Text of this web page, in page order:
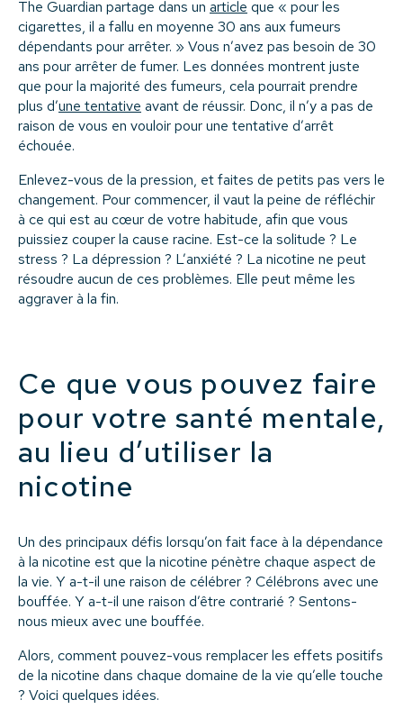
The Guardian partage dans un article que « pour les
cigarettes, il a fallu en moyenne 30 ans aux fumeurs
dépendants pour arrêter. » Vous n’avez pas besoin de 30
ans pour arrêter de fumer. Les données montrent juste
que pour la majorité des fumeurs, cela pourrait prendre
plus d’une tentative avant de réussir. Donc, il n’y a pas de
raison de vous en vouloir pour une tentative d’arrêt
échouée.
Enlevez-vous de la pression, et faites de petits pas vers le
changement. Pour commencer, il vaut la peine de réfléchir
à ce qui est au cœur de votre habitude, afin que vous
puissiez couper la cause racine. Est-ce la solitude ? Le
stress ? La dépression ? L’anxiété ? La nicotine ne peut
résoudre aucun de ces problèmes. Elle peut même les
aggraver à la fin.
Ce que vous pouvez faire
pour votre santé mentale,
au lieu d’utiliser la
nicotine
Un des principaux défis lorsqu’on fait face à la dépendance
à la nicotine est que la nicotine pénètre chaque aspect de
la vie. Y a-t-il une raison de célébrer ? Célébrons avec une
bouffée. Y a-t-il une raison d’être contrarié ? Sentons-
nous mieux avec une bouffée.
Alors, comment pouvez-vous remplacer les effets positifs
de la nicotine dans chaque domaine de la vie qu’elle touche
? Voici quelques idées.